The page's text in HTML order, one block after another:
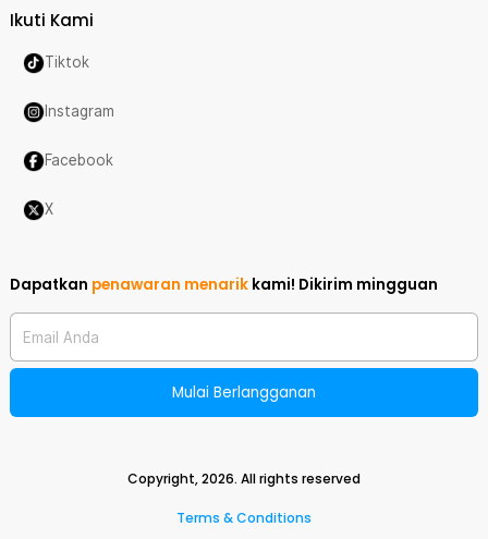
Ikuti Kami
Tiktok
Instagram
Facebook
X
Dapatkan penawaran menarik kami! Dikirim mingguan
Email Anda
Mulai Berlangganan
Copyright,2026. All rights reserved
Terms & Conditions